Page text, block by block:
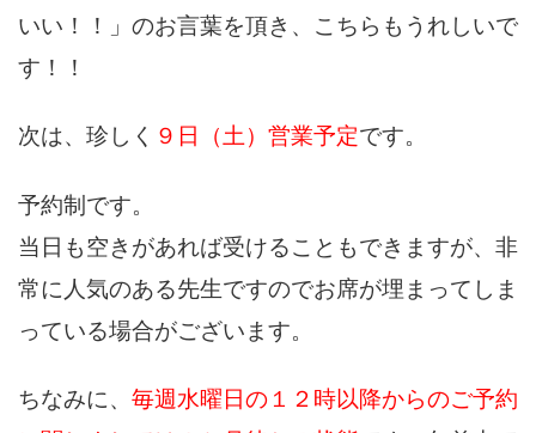
いい！！」のお言葉を頂き、こちらもうれしいで
す！！
次は、珍しく ９日（土）営業予定です。
予約制です。
当日も空きがあれば受けることもできますが、非
常に人気のある先生ですのでお席が埋まってしま
っている場合がございます。
ちなみに、 毎週水曜日の１２時以降からのご予約